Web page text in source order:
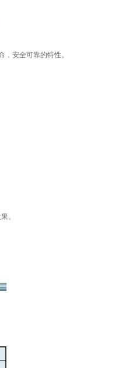
安全可靠的特性。
。